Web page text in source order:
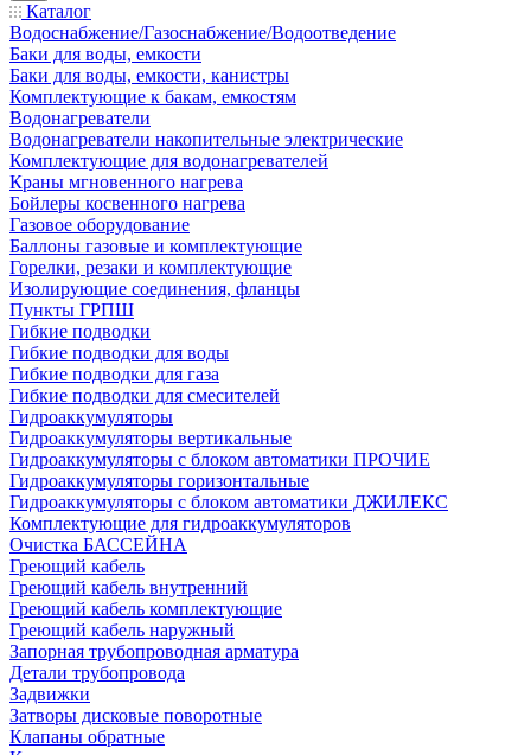
Каталог
Водоснабжение/Газоснабжение/Водоотведение
Баки для воды, емкости
Баки для воды, емкости, канистры
Комплектующие к бакам, емкостям
Водонагреватели
Водонагреватели накопительные электрические
Комплектующие для водонагревателей
Краны мгновенного нагрева
Бойлеры косвенного нагрева
Газовое оборудование
Баллоны газовые и комплектующие
Горелки, резаки и комплектующие
Изолирующие соединения, фланцы
Пункты ГРПШ
Гибкие подводки
Гибкие подводки для воды
Гибкие подводки для газа
Гибкие подводки для смесителей
Гидроаккумуляторы
Гидроаккумуляторы вертикальные
Гидроаккумуляторы с блоком автоматики ПРОЧИЕ
Гидроаккумуляторы горизонтальные
Гидроаккумуляторы с блоком автоматики ДЖИЛЕКС
Комплектующие для гидроаккумуляторов
Очистка БАССЕЙНА
Греющий кабель
Греющий кабель внутренний
Греющий кабель комплектующие
Греющий кабель наружный
Запорная трубопроводная арматура
Детали трубопровода
Задвижки
Затворы дисковые поворотные
Клапаны обратные